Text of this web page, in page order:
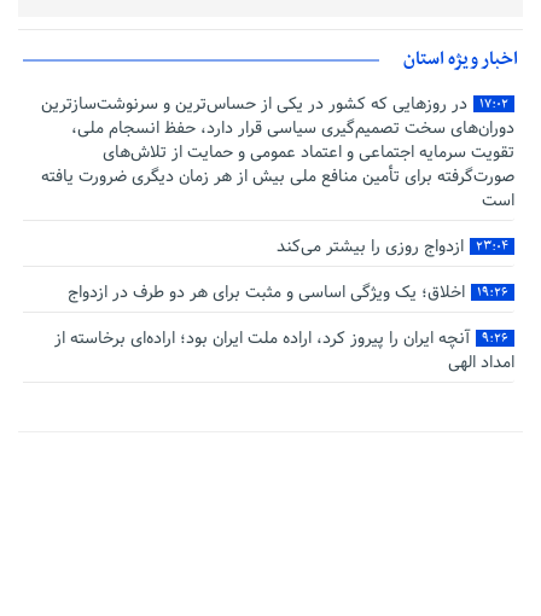
اخبار ویژه استان
۱۷:۰۲
در روزهایی که کشور در یکی از حساس‌ترین و سرنوشت‌سازترین
دوران‌های سخت تصمیم‌گیری سیاسی قرار دارد، حفظ انسجام ملی،
تقویت سرمایه اجتماعی و اعتماد عمومی و حمایت از تلاش‌های
صورت‌گرفته برای تأمین منافع ملی بیش از هر زمان دیگری ضرورت یافته
است
۲۳:۰۴ ازدواج روزی را بیشتر می‌کند
۱۹:۲۶ اخلاق؛ یک ویژگی اساسی و مثبت برای هر دو طرف در ازدواج
۹:۲۶
آنچه ایران را پیروز کرد، اراده ملت ایران بود؛ اراده‌ای برخاسته از
امداد الهی